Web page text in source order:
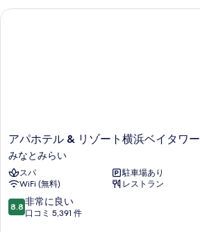
写
細
ア
パ
ホ
テ
ル
&
リ
アパホテル & リゾート横浜ベイタワー
みなとみらい
スパ
駐車場あり
WiFi (無料)
レストラン
10
段
8.8 非常に良い
口コミ 5,391 件
アパホテル & リゾート横浜ベイタワー